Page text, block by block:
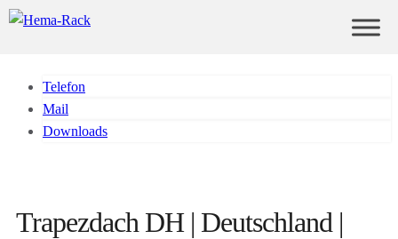
Telefon
Mail
Downloads
Trapezdach DH | Deutschland |